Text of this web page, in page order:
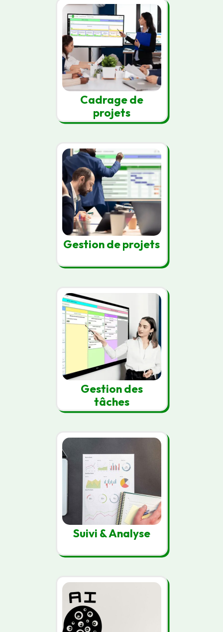
Cadrage de
projets
Gestion de projets
Gestion des
tâches
Suivi & Analyse